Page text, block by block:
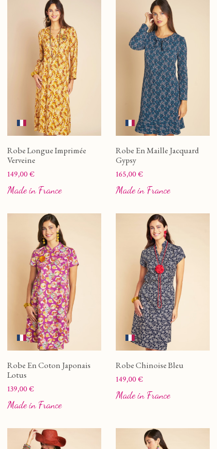
Robe Longue Imprimée
Verveine
Prix
149,00 €
Made in France
Robe En Maille Jacquard
Gypsy
Prix
165,00 €
Made in France
Robe En Coton Japonais
Lotus
Prix
139,00 €
Made in France
Robe Chinoise Bleu
Prix
149,00 €
Made in France